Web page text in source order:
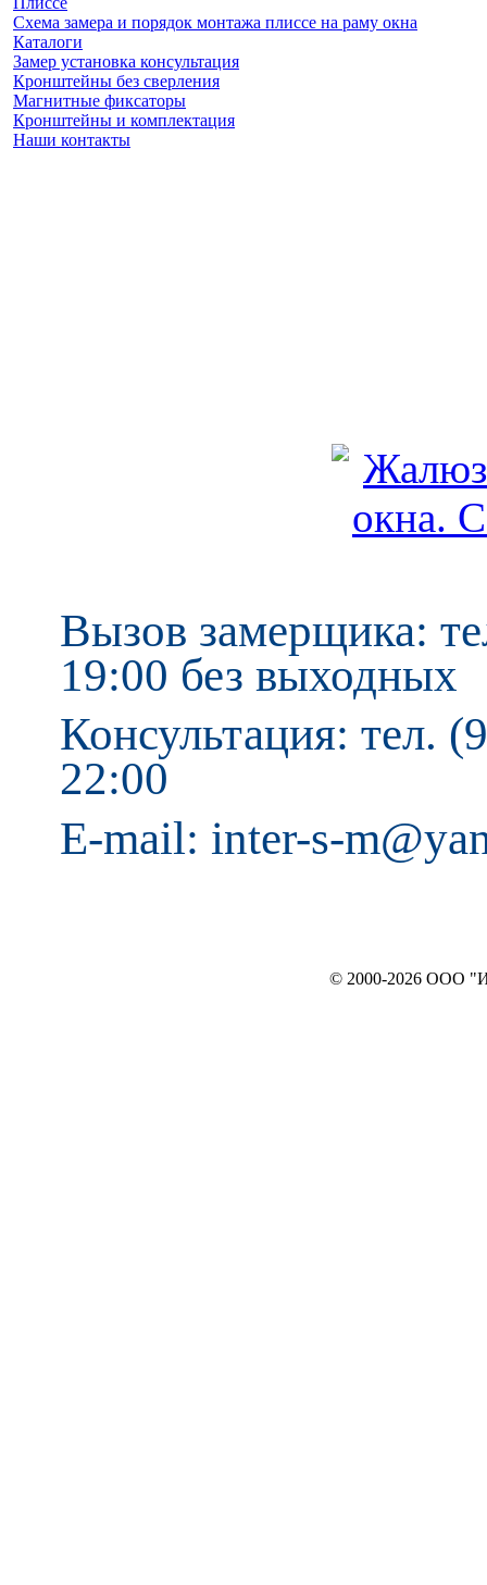
Схема замера и порядок монтажа плиссе на раму окна
Каталоги
Замер установка консультация
Кронштейны без сверления
Магнитные фиксаторы
Кронштейны и комплектация
Наши контакты
Вызов замерщика:
19:00 без выходных
Консультация: тел.
22:00
E-mail: inter-s-
© 2000-2026 ООО "ИНТЕРЬЕР`c"